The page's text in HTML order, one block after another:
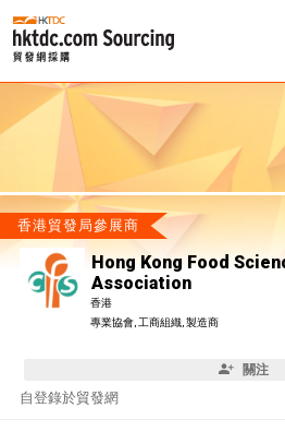
香港貿發局參展商
Hong Kong Food
Association
香港
專業協會, 工商組織, 製造商
關注
自登錄於貿發網